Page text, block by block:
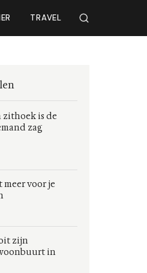
TRAVEL
zithoek is de
zag
voor je
zijn
in